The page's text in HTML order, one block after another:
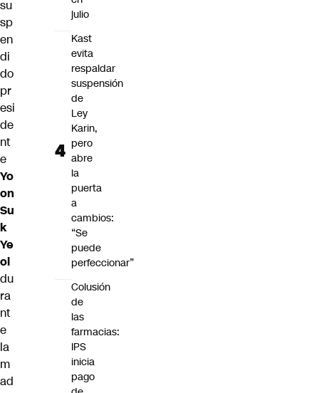
su
sp
en
di
do
pr
esi
de
nt
e
Yo
on
Su
k
Ye
ol
du
ra
nt
e
la
m
ad
julio
Kast
evita
respaldar
suspensión
de
Ley
Karin,
pero
abre
la
puerta
a
cambios:
“Se
puede
perfeccionar”
Colusión
de
las
farmacias:
IPS
inicia
pago